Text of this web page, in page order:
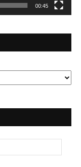
00:45